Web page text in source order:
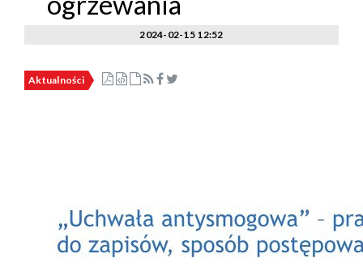
2024-02-15 12:52
Aktualności